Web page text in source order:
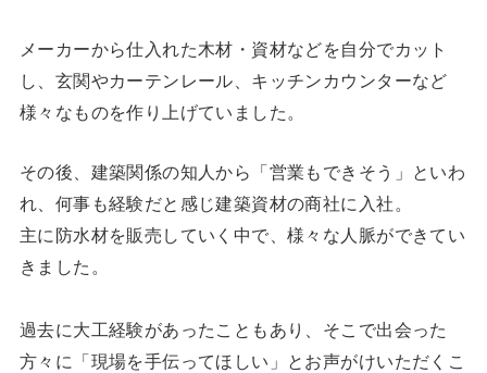
メーカーから仕入れた木材・資材などを自分でカット
し、玄関やカーテンレール、キッチンカウンターなど
様々なものを作り上げていました。
その後、建築関係の知人から「営業もできそう」といわ
れ、何事も経験だと感じ建築資材の商社に入社。
主に防水材を販売していく中で、様々な人脈ができてい
きました。
過去に大工経験があったこともあり、そこで出会った
方々に「現場を手伝ってほしい」とお声がけいただくこ